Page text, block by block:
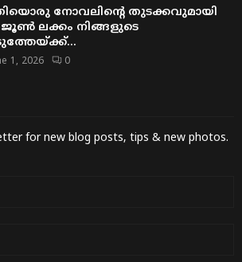
നോവലിന്റെ തുടക്കവുമായി
ലക്കം നിങ്ങളുടെ
1, 2026 0
for new blog posts, tips & new photos.